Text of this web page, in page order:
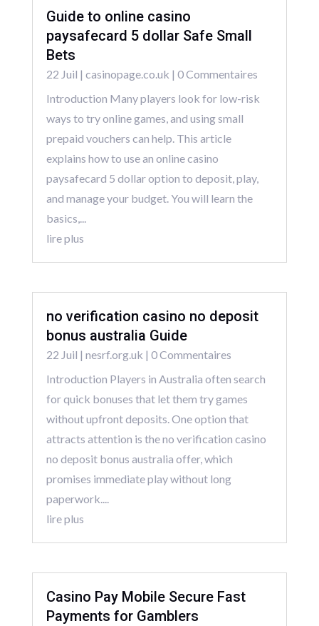
Guide to online casino
paysafecard 5 dollar Safe Small
Bets
22 Juil | casinopage.co.uk | 0 Commentaires
Introduction Many players look for low-risk
ways to try online games, and using small
prepaid vouchers can help. This article
explains how to use an online casino
paysafecard 5 dollar option to deposit, play,
and manage your budget. You will learn the
basics,...
lire plus
no verification casino no deposit
bonus australia Guide
22 Juil | nesrf.org.uk | 0 Commentaires
Introduction Players in Australia often search
for quick bonuses that let them try games
without upfront deposits. One option that
attracts attention is the no verification casino
no deposit bonus australia offer, which
promises immediate play without long
paperwork....
lire plus
Casino Pay Mobile Secure Fast
Payments for Gamblers